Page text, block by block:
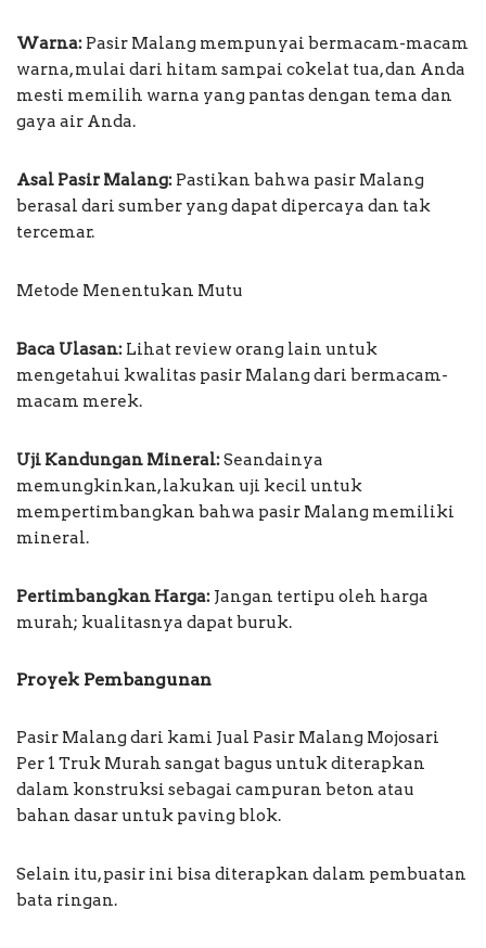
Warna: Pasir Malang mempunyai bermacam-macam
warna, mulai dari hitam sampai cokelat tua, dan Anda
mesti memilih warna yang pantas dengan tema dan
gaya air Anda.
Asal Pasir Malang: Pastikan bahwa pasir Malang
berasal dari sumber yang dapat dipercaya dan tak
tercemar.
Metode Menentukan Mutu
Baca Ulasan: Lihat review orang lain untuk
mengetahui kwalitas pasir Malang dari bermacam-
macam merek.
Uji Kandungan Mineral:Seandainya
memungkinkan, lakukan uji kecil untuk
mempertimbangkan bahwa pasir Malang memiliki
mineral.
Pertimbangkan Harga: Jangan tertipu oleh harga
murah; kualitasnya dapat buruk.
Proyek Pembangunan
Pasir Malang dari kami Jual Pasir Malang Mojosari
Per 1 Truk Murah sangat bagus untuk diterapkan
dalam konstruksi sebagai campuran beton atau
bahan dasar untuk paving blok.
Selain itu, pasir ini bisa diterapkan dalam pembuatan
bata ringan.